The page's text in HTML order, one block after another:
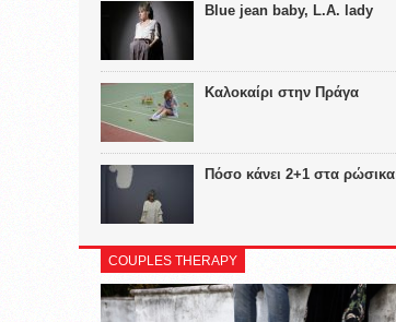
Blue jean baby, L.A. lady
Καλοκαίρι στην Πράγα
Πόσο κάνει 2+1 στα ρώσικα
COUPLES THERAPY